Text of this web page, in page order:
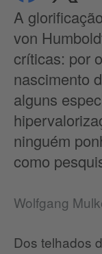
A
von
críticas: por
nascimento
alguns
ninguém
como
Wolfgang
Dos telhados